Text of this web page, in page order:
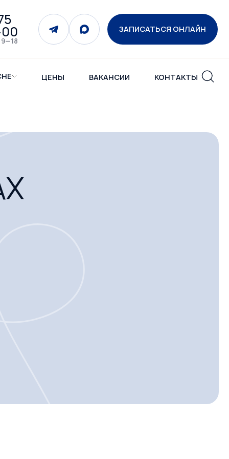
ЗАПИСАТЬСЯ ОНЛАЙН
ЦЕНЫ ВАКАНСИИ КОНТАКТЫ